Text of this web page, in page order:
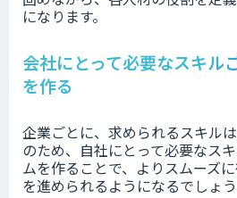
になります。
会社にとって必要なスキル
を作る
企業ごとに、求められるスキル
のため、自社にとって必要なス
ムを作ることで、よりスムーズ
を進められるようになるでしょう